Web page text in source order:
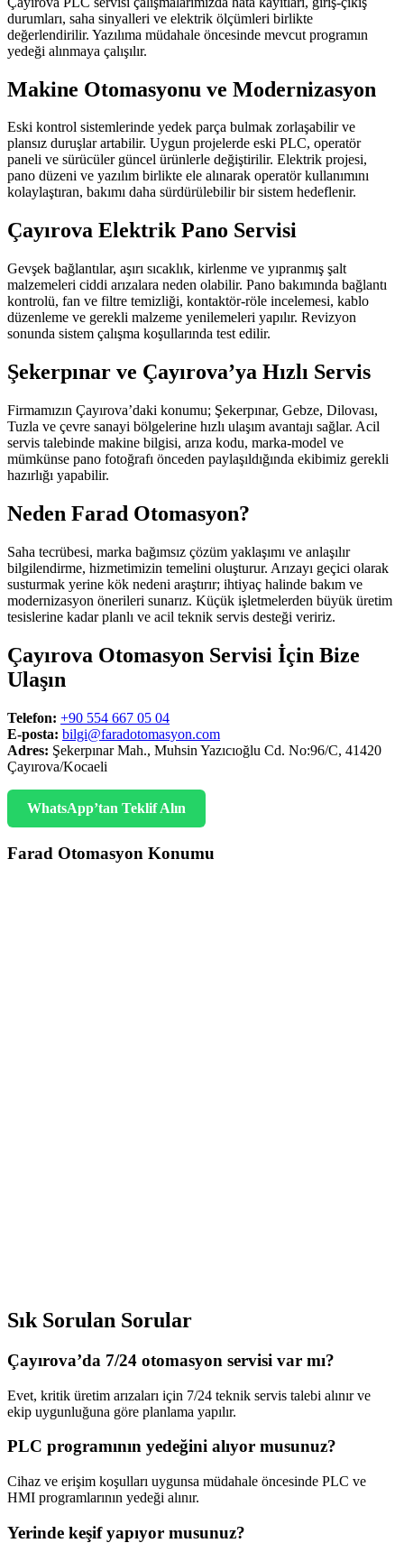
durumları, saha sinyalleri ve elektrik ölçümleri birlikte
değerlendirilir. Yazılıma müdahale öncesinde mevcut programın
yedeği alınmaya çalışılır.
Makine Otomasyonu ve Modernizasyon
Eski kontrol sistemlerinde yedek parça bulmak zorlaşabilir ve
plansız duruşlar artabilir. Uygun projelerde eski PLC, operatör
paneli ve sürücüler güncel ürünlerle değiştirilir. Elektrik projesi,
pano düzeni ve yazılım birlikte ele alınarak operatör kullanımını
kolaylaştıran, bakımı daha sürdürülebilir bir sistem hedeflenir.
Çayırova Elektrik Pano Servisi
Gevşek bağlantılar, aşırı sıcaklık, kirlenme ve yıpranmış şalt
malzemeleri ciddi arızalara neden olabilir. Pano bakımında bağlantı
kontrolü, fan ve filtre temizliği, kontaktör-röle incelemesi, kablo
düzenleme ve gerekli malzeme yenilemeleri yapılır. Revizyon
sonunda sistem çalışma koşullarında test edilir.
Şekerpınar ve Çayırova’ya Hızlı Servis
Firmamızın Çayırova’daki konumu; Şekerpınar, Gebze, Dilovası,
Tuzla ve çevre sanayi bölgelerine hızlı ulaşım avantajı sağlar. Acil
servis talebinde makine bilgisi, arıza kodu, marka-model ve
mümkünse pano fotoğrafı önceden paylaşıldığında ekibimiz gerekli
hazırlığı yapabilir.
Neden Farad Otomasyon?
Saha tecrübesi, marka bağımsız çözüm yaklaşımı ve anlaşılır
bilgilendirme, hizmetimizin temelini oluşturur. Arızayı geçici olarak
susturmak yerine kök nedeni araştırır; ihtiyaç halinde bakım ve
modernizasyon önerileri sunarız. Küçük işletmelerden büyük üretim
tesislerine kadar planlı ve acil teknik servis desteği veririz.
Çayırova Otomasyon Servisi İçin Bize
Ulaşın
Telefon: +90 554 667 05 04
E-posta: bilgi@faradotomasyon.com
Adres: Şekerpınar Mah., Muhsin Yazıcıoğlu Cd. No:96/C, 41420
Çayırova/Kocaeli
WhatsApp’tan Teklif Alın
Farad Otomasyon Konumu
Sık Sorulan Sorular
Çayırova’da 7/24 otomasyon servisi var mı?
Evet, kritik üretim arızaları için 7/24 teknik servis talebi alınır ve
ekip uygunluğuna göre planlama yapılır.
PLC programının yedeğini alıyor musunuz?
Cihaz ve erişim koşulları uygunsa müdahale öncesinde PLC ve
HMI programlarının yedeği alınır.
Yerinde keşif yapıyor musunuz?